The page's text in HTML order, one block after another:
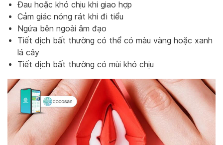
Đau hoặc khó chịu khi giao hợp
Cảm giác nóng rát khi đi tiểu
Ngứa bên ngoài âm đạo
Tiết dịch bất thường có thể có màu vàng hoặc xanh
lá cây
Tiết dịch bất thường có mùi khó chịu